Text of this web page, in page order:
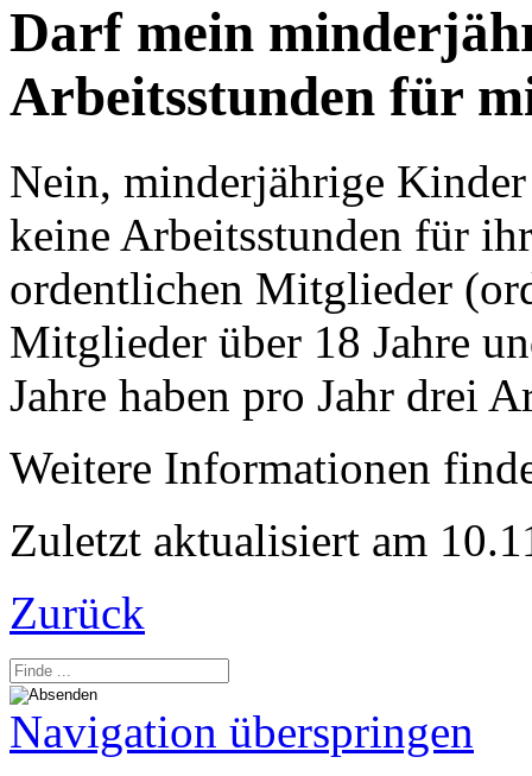
Darf mein
Arbeitsstunden für
Nein, minderjährige
keine Arbeitsstunden für
ordentlichen Mitglieder
Mitglieder über 18 Jahre
Jahre haben pro Jahr drei
Weitere Informationen
Zuletzt aktualisiert am
Zurück
Navigation überspringen